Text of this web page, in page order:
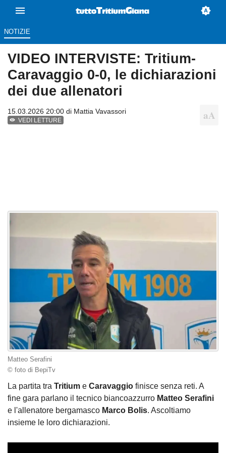
NOTIZIE
VIDEO INTERVISTE: Tritium-
Caravaggio 0-0, le dichiarazioni
dei due allenatori
15.03.2026 20:00 di Mattia Vavassori
VEDI LETTURE
Matteo Serafini
© foto di BepiTv
La partita tra Tritium e Caravaggio finisce senza reti. A
fine gara parlano il tecnico biancoazzurro Matteo Serafini
e l'allenatore bergamasco Marco Bolis. Ascoltiamo
insieme le loro dichiarazioni.